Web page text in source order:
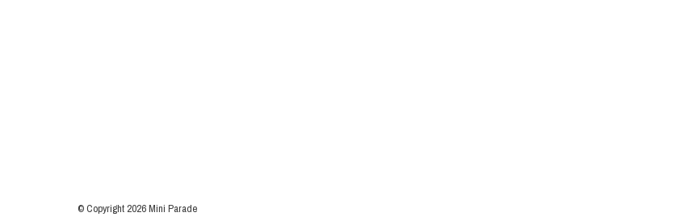
© Copyright 2026 Mini Parade